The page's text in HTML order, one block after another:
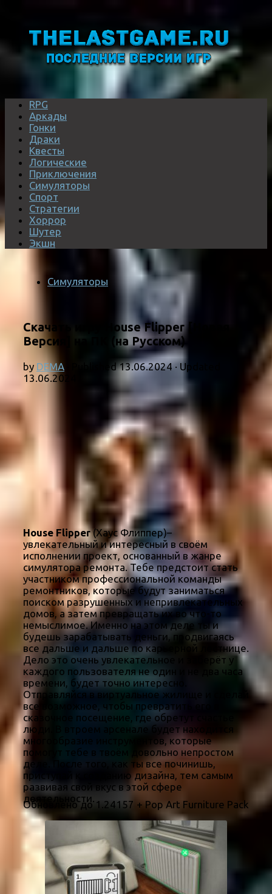
RPG
Аркады
Гонки
Драки
Квесты
Логические
Приключения
Симуляторы
Спорт
Стратегии
Хоррор
Шутер
Экшн
Симуляторы
Скачать игру House Flipper [Новая
Версия] на ПК (на Русском)
by DEMA · Published13.06.2024· Updated
13.06.2024
House Flipper(Хаус Флиппер)–
увлекательный и интересный в своём
исполнении проект, основанный в жанре
симулятора ремонта. Тебе предстоит стать
участником профессиональной команды
ремонтников, которые будут заниматься
поиском разрушенных и непривлекательных
домов, а затем превращать их во что-то
немыслимое. Именно на этом деле ты и
будешь зарабатывать деньги, продвигаясь
все дальше и дальше по карьерной лестнице.
Дело это очень увлекательное и заберёт у
каждого пользователя не один и не два часа
времени, будет точно интересно.
Отправляйся в виртуальное жилище и сделай
все возможное, чтобы превратить его в
сказочное посещение, где обретут счастье
люди. В втроем арсенале будет находится
многообразие инструментов, которые
помогут тебе в твоём довольно непростом
деле. После того, как ты все починишь,
приступай к созданию дизайна, тем самым
развивая свой вкус в этой сфере
деятельности.
Обновлено до 1.24157 + Pop Art Furniture Pack